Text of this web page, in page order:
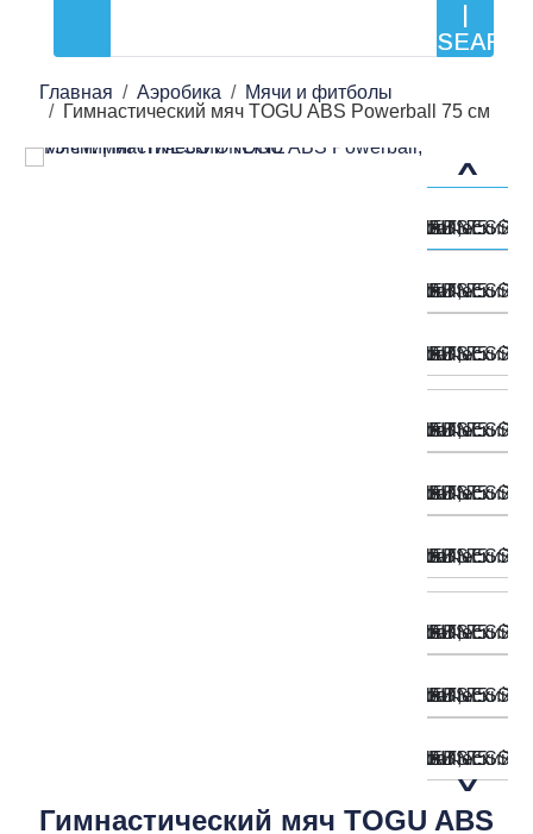
Главная Аэробика
Мячи и фитболы
Гимнастический мяч TOGU ABS Powerball 75 см
Гимнастический мяч TOGU ABS